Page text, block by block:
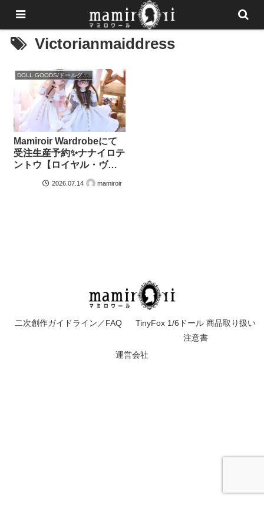
Victorianmaiddress
DOLL·GOODS/ドールグッズ
Mamiroir Wardrobeにて
受注生産予約✨ナナイロテ
ントウ【ロイヤル・ヴィ
クトリアンメイド】
【Victorian Maid Dress
2026.07.14 mamiroir
二次創作ガイドライン／FAQ
TinyFox 1/6ドール 商品取り扱い
注意書
運営会社